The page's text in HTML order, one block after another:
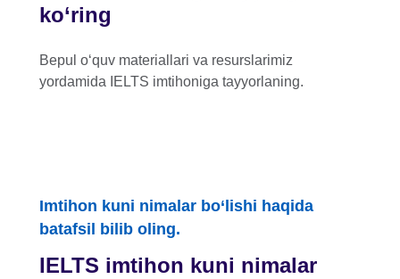
ko‘ring
Bepul o‘quv materiallari va resurslarimiz
yordamida IELTS imtihoniga tayyorlaning.
Imtihon kuni nimalar bo‘lishi haqida
batafsil bilib oling.
IELTS imtihon kuni nimalar